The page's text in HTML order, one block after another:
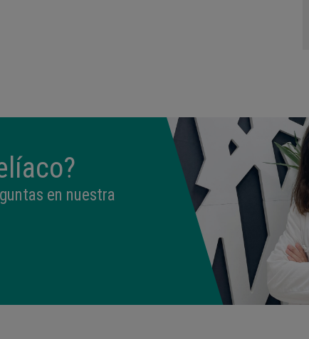
en nuestra